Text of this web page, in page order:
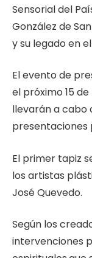
Sensorial del
González de
y su legado en
El evento de
el próximo 15
llevarán a cabo
presentaciones
El primer tapiz
los artistas
José Quevedo.
Según los
intervenciones